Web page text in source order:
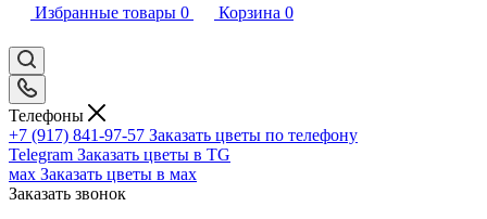
Избранные товары 0 Корзина 0
Телефоны
+7 (917) 841-97-57 Заказать цветы по телефону
Telegram Заказать цветы в TG
мах Заказать цветы в мах
Заказать звонок